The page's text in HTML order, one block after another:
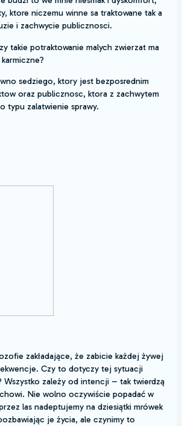
ktore niczemu winne sa traktowane tak a
i zachwycie publicznosci.
takie potraktowanie malych zwierzat ma
sedziego, ktory jest bezposrednim
oraz publicznosc, ktora z zachwytem
typu zalatwienie sprawy.
zakładające, że zabicie każdej żywej
Czy to dotyczy tej sytuacji
Wszystko zależy od intencji – tak twierdzą
Nie wolno oczywiście popadać w
las nadeptujemy na dziesiątki mrówek
je życia, ale czynimy to